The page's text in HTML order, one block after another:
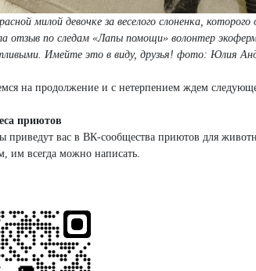
милой девочке за веселого слоненка,
отзыв по следам «Лапы помощи» волонтер
Имейте это в виду, друзья! фото: Юлия
на продолжение и с нетерпением ждем
приютов
приведут вас в ВК-сообщества приютов для
им всегда можно написать.